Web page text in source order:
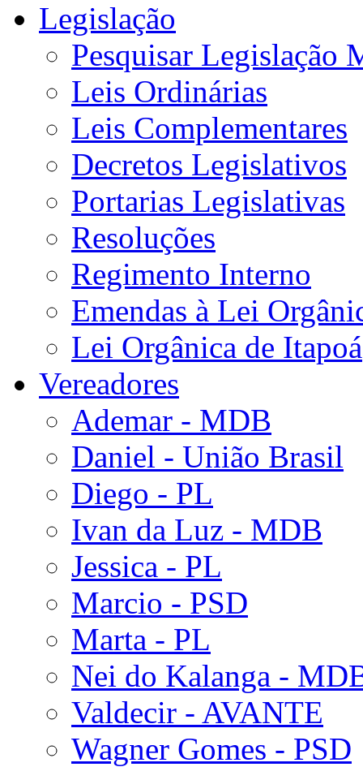
Legislação
Pesquisar Legislação
Leis Ordinárias
Leis Complementares
Decretos Legislativos
Portarias Legislativas
Resoluções
Regimento Interno
Emendas à Lei
Lei Orgânica de Itapoá
Vereadores
Ademar - MDB
Daniel - União Brasil
Diego - PL
Ivan da Luz - MDB
Jessica - PL
Marcio - PSD
Marta - PL
Nei do Kalanga -
Valdecir - AVANTE
Wagner Gomes - PSD